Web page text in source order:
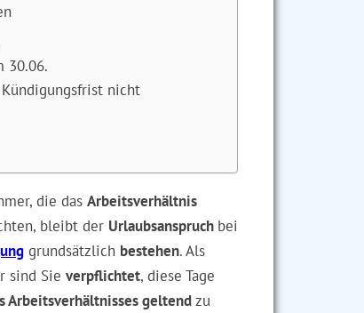
30.06.
nicht
die das Arbeitsverhältnis
bleibt der Urlaubsanspruch bei
grundsätzlich bestehen. Als
sind Sie verpflichtet, diese Tage
Arbeitsverhältnisses geltendzu